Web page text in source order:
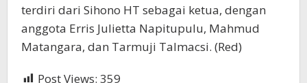
terdiri dari Sihono HT sebagai ketua, dengan
anggota Erris Julietta Napitupulu, Mahmud
Matangara, dan Tarmuji Talmacsi. (Red)
Post Views: 359